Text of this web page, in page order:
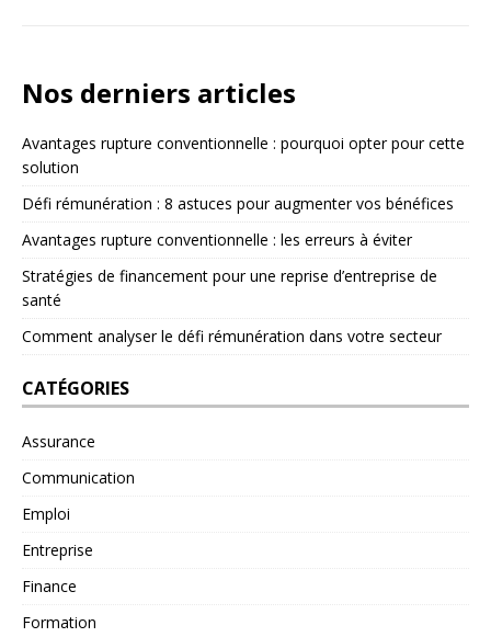
Nos derniers articles
Avantages rupture conventionnelle : pourquoi opter pour cette
solution
Défi rémunération : 8 astuces pour augmenter vos bénéfices
Avantages rupture conventionnelle : les erreurs à éviter
Stratégies de financement pour une reprise d’entreprise de
santé
Comment analyser le défi rémunération dans votre secteur
CATÉGORIES
Assurance
Communication
Emploi
Entreprise
Finance
Formation